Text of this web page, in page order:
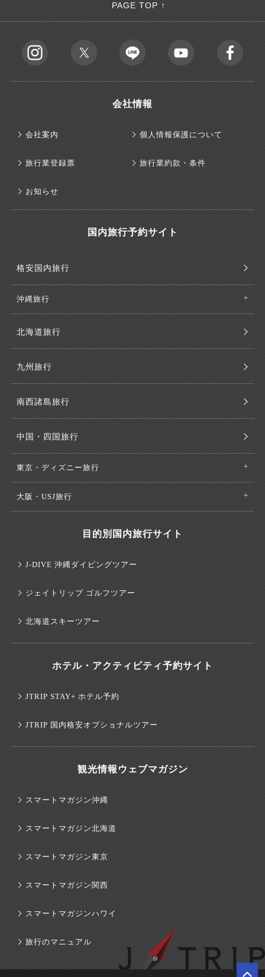
PAGE TOP ↑
会社情報
会社案内 個人情報保護について
旅行業登録票 旅行業約款・条件
お知らせ
国内旅行予約サイト
格安国内旅行
沖縄旅行
北海道旅行
九州旅行
南西諸島旅行
中国・四国旅行
東京・ディズニー旅行
大阪・USJ旅行
目的別国内旅行サイト
J-DIVE 沖縄ダイビングツアー
ジェイトリップ ゴルフツアー
北海道スキーツアー
ホテル・アクティビティ予約サイト
JTRIP STAY+ ホテル予約
JTRIP 国内格安オプショナルツアー
観光情報ウェブマガジン
スマートマガジン沖縄
スマートマガジン北海道
スマートマガジン東京
スマートマガジン関西
スマートマガジンハワイ
旅行のマニュアル